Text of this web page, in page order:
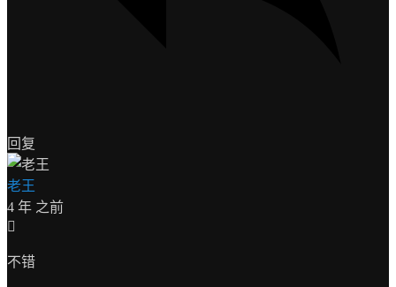
回复
老王
4 年 之前
不错